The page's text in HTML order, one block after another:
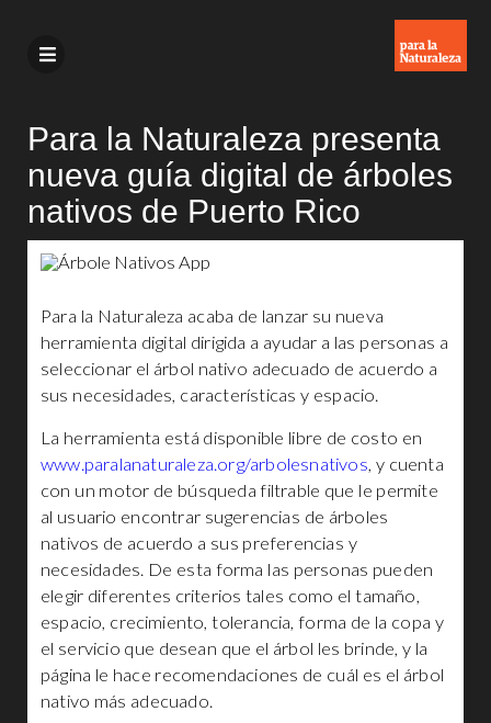
Para la Naturaleza presenta
nueva guía digital de árboles
nativos de Puerto Rico
Para la Naturaleza acaba de lanzar su nueva
herramienta digital dirigida a ayudar a las personas a
seleccionar el árbol nativo adecuado de acuerdo a
sus necesidades, características y espacio.
La herramienta está disponible libre de costo en
www.paralanaturaleza.org/arbolesnativos, y cuenta
con un motor de búsqueda filtrable que le permite
al usuario encontrar sugerencias de árboles
nativos de acuerdo a sus preferencias y
necesidades. De esta forma las personas pueden
elegir diferentes criterios tales como el tamaño,
espacio, crecimiento, tolerancia, forma de la copa y
el servicio que desean que el árbol les brinde, y la
página le hace recomendaciones de cuál es el árbol
nativo más adecuado.